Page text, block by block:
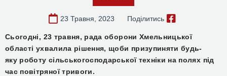
23 Травня, 2023 Поділитись
Сьогодні, 23 травня, рада оборони Хмельницької
області ухвалила рішення, щоби призупинятибудь-
яку роботу сільськогосподарської техніки на полях під
час повітряної тривоги.